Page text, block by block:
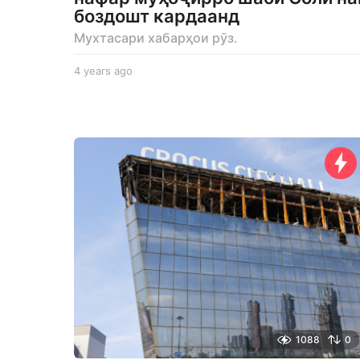
боздошт кардаанд
Мухтасари хабарҳои рӯз.
4 years ago
a
g
o
1088 0